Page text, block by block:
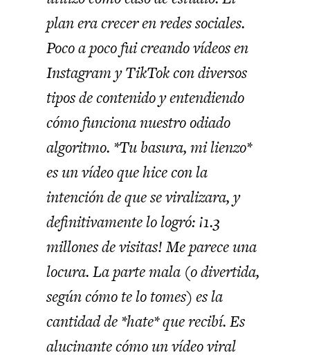
plan era crecer en redes sociales.
Poco a poco fui creando vídeos en
Instagram y TikTok con diversos
tipos de contenido y entendiendo
cómo funciona nuestro odiado
algoritmo. *Tu basura, mi lienzo*
es un vídeo que hice con la
intención de que se viralizara, y
definitivamente lo logró: ¡1.3
millones de visitas! Me parece una
locura. La parte mala (o divertida,
según cómo te lo tomes) es la
cantidad de *hate* que recibí. Es
alucinante cómo un vídeo viral